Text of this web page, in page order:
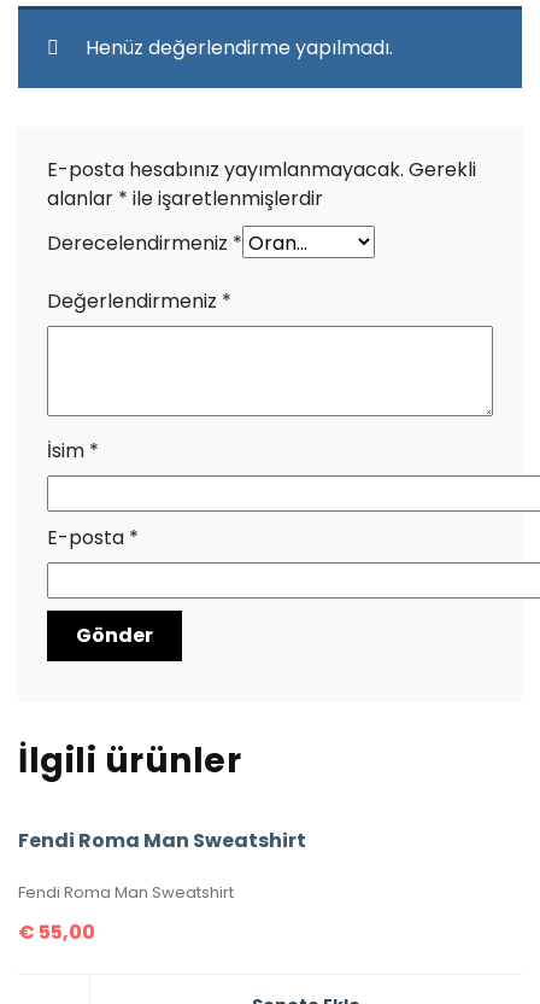
Henüz değerlendirme yapılmadı.
E-posta hesabınız yayımlanmayacak. Gerekli
alanlar * ile işaretlenmişlerdir
Derecelendirmeniz *
Değerlendirmeniz *
İsim *
E-posta *
İlgili ürünler
Fendi Roma Man Sweatshirt
Fendi Roma Man Sweatshirt
€ 55,00